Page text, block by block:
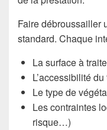
Faire débroussailler
standard. Chaque
La surface à
L’accessibilité
Le type de
Les contraintes
risque…)